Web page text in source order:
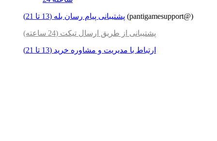
پشتیبانی پیام رسان بله (13 تا 21) (pantigamesupport@)
پشتیبانی از طریق ارسال تیکت (24 ساعته)
ارتباط با مدیریت و مشاوره خرید (13 تا 21)